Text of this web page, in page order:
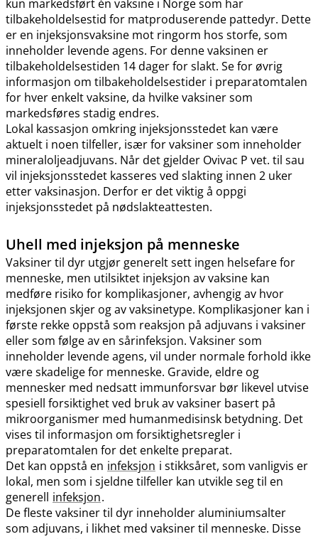
kun markedsført én vaksine i Norge som har
tilbakeholdelsestid for matproduserende pattedyr. Dette
er en injeksjonsvaksine mot ringorm hos storfe, som
inneholder levende agens. For denne vaksinen er
tilbakeholdelsestiden 14 dager for slakt. Se for øvrig
informasjon om tilbakeholdelsestider i preparatomtalen
for hver enkelt vaksine, da hvilke vaksiner som
markedsføres stadig endres.
Lokal kassasjon omkring injeksjonsstedet kan være
aktuelt i noen tilfeller, især for vaksiner som inneholder
mineraloljeadjuvans. Når det gjelder Ovivac P vet. til sau
vil injeksjonsstedet kasseres ved slakting innen 2 uker
etter vaksinasjon. Derfor er det viktig å oppgi
injeksjonsstedet på nødslakteattesten.
Uhell med injeksjon på menneske
Vaksiner til dyr utgjør generelt sett ingen helsefare for
menneske, men utilsiktet injeksjon av vaksine kan
medføre risiko for komplikasjoner, avhengig av hvor
injeksjonen skjer og av vaksinetype. Komplikasjoner kan i
første rekke oppstå som reaksjon på adjuvans i vaksiner
eller som følge av en sårinfeksjon. Vaksiner som
inneholder levende agens, vil under normale forhold ikke
være skadelige for menneske. Gravide, eldre og
mennesker med nedsatt immunforsvar bør likevel utvise
spesiell forsiktighet ved bruk av vaksiner basert på
mikroorganismer med humanmedisinsk betydning. Det
vises til informasjon om forsiktighetsregler i
preparatomtalen for det enkelte preparat.
Det kan oppstå en infeksjon i stikksåret, som vanligvis er
lokal, men som i sjeldne tilfeller kan utvikle seg til en
generell infeksjon.
De fleste vaksiner til dyr inneholder aluminiumsalter
som adjuvans, i likhet med vaksiner til menneske. Disse